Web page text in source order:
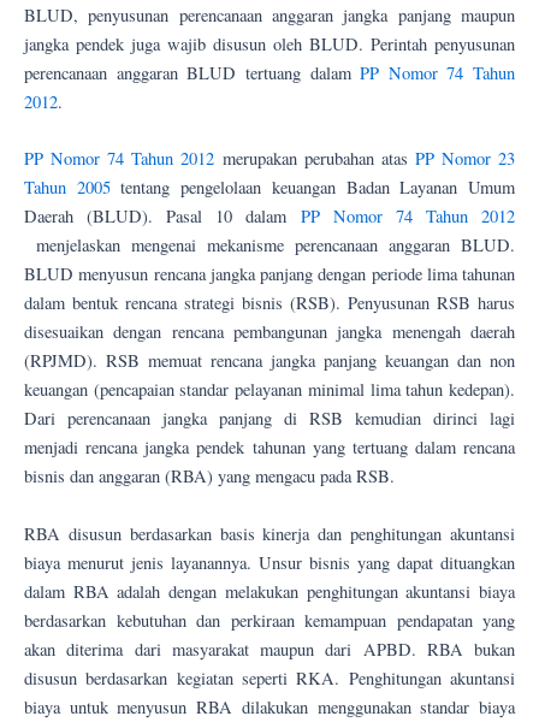
BLUD, penyusunan perencanaan anggaran jangka panjang maupun
jangka pendek juga wajib disusun oleh BLUD. Perintah penyusunan
perencanaan anggaran BLUD tertuang dalamPP Nomor 74 Tahun
2012.
PP Nomor 74 Tahun 2012 merupakan perubahan atas PP Nomor 23
Tahun 2005tentang pengelolaan keuangan Badan Layanan Umum
Daerah (BLUD). Pasal 10 dalam PP Nomor 74 Tahun 2012
menjelaskan mengenai mekanisme perencanaan anggaran BLUD.
BLUD menyusun rencana jangka panjang dengan periode lima tahunan
dalam bentuk rencana strategi bisnis (RSB). Penyusunan RSB harus
disesuaikan dengan rencana pembangunan jangka menengah daerah
(RPJMD). RSB memuat rencana jangka panjang keuangan dan non
keuangan (pencapaian standar pelayanan minimal lima tahun kedepan).
Dari perencanaan jangka panjang di RSB kemudian dirinci lagi
menjadi rencana jangka pendek tahunan yang tertuang dalam rencana
bisnis dan anggaran (RBA) yang mengacu pada RSB.
RBA disusun berdasarkan basis kinerja dan penghitungan akuntansi
biaya menurut jenis layanannya. Unsur bisnis yang dapat dituangkan
dalam RBA adalah dengan melakukan penghitungan akuntansi biaya
berdasarkan kebutuhan dan perkiraan kemampuan pendapatan yang
akan diterima dari masyarakat maupun dari APBD. RBA bukan
disusun berdasarkan kegiatan seperti RKA. Penghitungan akuntansi
biaya untuk menyusun RBA dilakukan menggunakan standar biaya